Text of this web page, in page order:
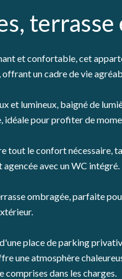
et confortable, cet
un cadre de vie
et lumineux, baigné de
idéale pour profiter de
tout le confort nécessaire,
avec un WC intégré.
ombragée, parfaite
place de parking
une atmosphère
comprises dans les charges.